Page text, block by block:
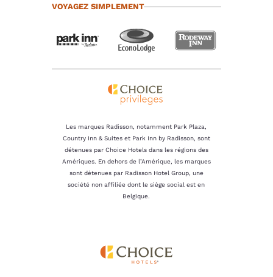
VOYAGEZ SIMPLEMENT
Les marques Radisson, notamment Park Plaza,
Country Inn & Suites et Park Inn by Radisson, sont
détenues par Choice Hotels dans les régions des
Amériques. En dehors de l’Amérique, les marques
sont détenues par Radisson Hotel Group, une
société non affiliée dont le siège social est en
Belgique.